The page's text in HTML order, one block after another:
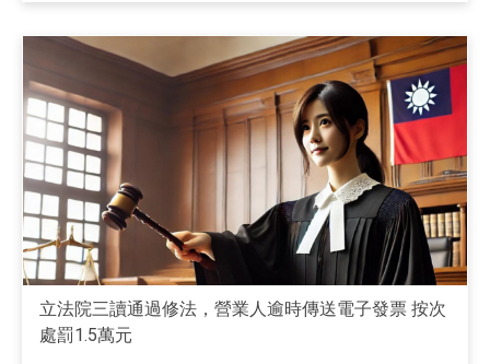
立法院三讀通過修法，營業人逾時傳送電子發票 按次
處罰1.5萬元